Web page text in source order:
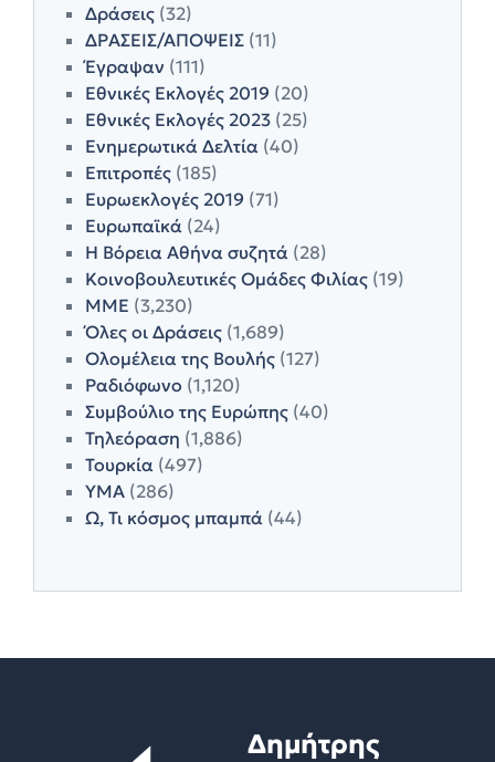
Δράσεις (32)
ΔΡΑΣΕΙΣ/ΑΠΟΨΕΙΣ (11)
Έγραψαν (111)
Εθνικές Εκλογές 2019 (20)
Εθνικές Εκλογές 2023 (25)
Ενημερωτικά Δελτία (40)
Επιτροπές (185)
Ευρωεκλογές 2019 (71)
Ευρωπαϊκά (24)
Η Βόρεια Αθήνα συζητά (28)
Κοινοβουλευτικές Ομάδες Φιλίας (19)
ΜΜΕ (3,230)
Όλες οι Δράσεις (1,689)
Ολομέλεια της Βουλής (127)
Ραδιόφωνο (1,120)
Συμβούλιο της Ευρώπης (40)
Τηλεόραση (1,886)
Τουρκία (497)
ΥΜΑ (286)
Ω, Τι κόσμος μπαμπά (44)
Δημήτρης